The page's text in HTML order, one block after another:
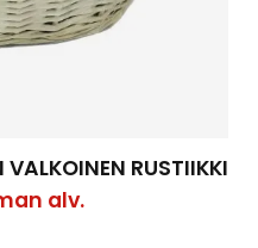
RUSTIIKKI
alv.